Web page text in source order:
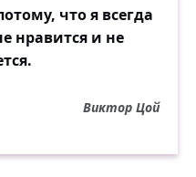
что я всегда
нравится и не
Виктор Цой